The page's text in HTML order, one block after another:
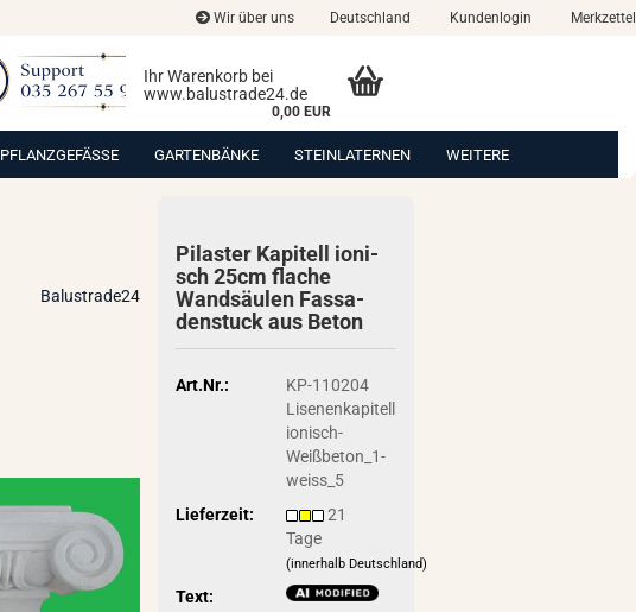
Wir über uns Deutschland Kundenlogin Merkzettel
Ihr Warenkorb bei
www.balustrade24.de
0,00 EUR
PFLANZGEFÄSSE GARTENBÄNKE STEINLATERNEN WEITERE
Balustrade24
Pi­las­ter Ka­pi­tell io­ni­
sch 25cm fla­che
Wand­säu­len Fas­sa­
den­stuck aus Beton
Art.Nr.:
KP-110204
Lisenenkapitell
ionisch-
Weißbeton_1-
weiss_5
Lieferzeit:
21
Tage
(innerhalb Deutschland)
Text: